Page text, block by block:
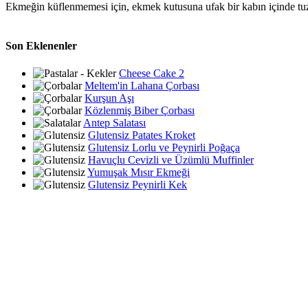
Ekmeğin küflenmemesi için, ekmek kutusuna ufak bir kabın içinde
Son Eklenenler
Cheese Cake 2
Meltem'in Lahana Çorbası
Kurşun Aşı
Közlenmiş Biber Çorbası
Antep Salatası
Glutensiz Patates Kroket
Glutensiz Lorlu ve Peynirli Poğaça
Havuçlu Cevizli ve Üzümlü Muffinler
Yumuşak Mısır Ekmeği
Glutensiz Peynirli Kek